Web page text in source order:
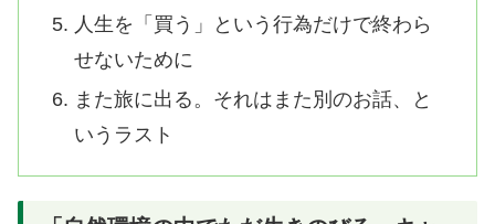
人生を「買う」という行為だけで終わら
せないために
また旅に出る。それはまた別のお話、と
いうラスト